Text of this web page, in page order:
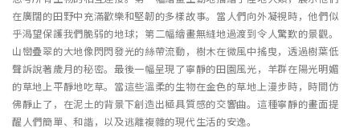
在廣闊的田野中充滿歡樂和堅韌的多樣故事。當人們向外凝視時，他們似
乎渴望保護我們脆弱的地球；第二幅繪畫無縫地過渡到令人驚歎的景觀。
山巒疊翠的大地像閃閃發光的絲帶流動，樹木在微風中搖曳，透過樹葉低
聲訴說著歲月的秘密。最後一幅呈現了寧靜的田園風光，羊群在陽光明媚
的草地上平靜地吃草。當這些溫柔的生物在金色的草地上漫步時，時間仿
佛靜止了，在泥土的背景下創造出極具質感的交響曲。這種寧靜的畫面提
醒人們簡單、和諧，以及逃離複雜的現代生活的安逸。